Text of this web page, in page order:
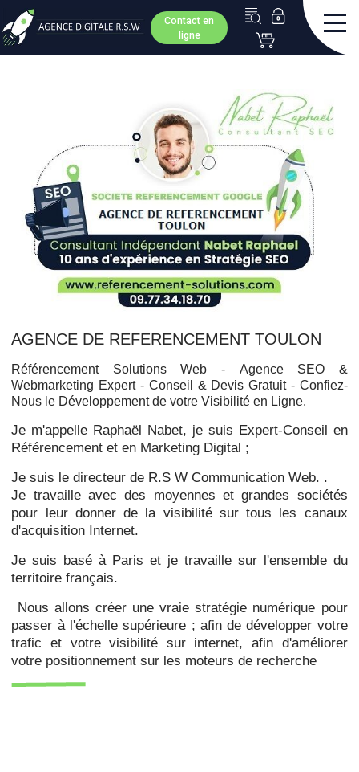
Contact en
ligne
AGENCE DE REFERENCEMENT TOULON
Référencement Solutions Web - Agence SEO &
Webmarketing Expert - Conseil & Devis Gratuit - Confiez-
Nous le Développement de votre Visibilité en Ligne.
Je m'appelle Raphaël Nabet, je suis Expert-Conseil en
Référencement et en Marketing Digital ;
Je suis le directeur de R.S W Communication Web. .
Je travaille avec des moyennes et grandes sociétés
pour leur donner de la visibilité sur tous les canaux
d'acquisition Internet.
Je suis basé à Paris et je travaille sur l'ensemble du
territoire français.
Nous allons créer une vraie stratégie numérique pour
passer à l'échelle supérieure ; afin de développer votre
trafic et votre visibilité sur internet, afin d'améliorer
votre positionnement sur les moteurs de recherche